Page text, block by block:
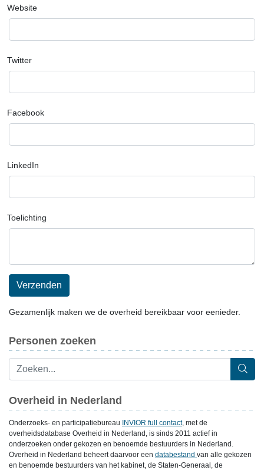
Website
Twitter
Facebook
LinkedIn
Toelichting
Verzenden
Gezamenlijk maken we de overheid bereikbaar voor eenieder.
Personen zoeken
Overheid in Nederland
Onderzoeks- en participatiebureau INVIOR full contact, met de
overheidsdatabase Overheid in Nederland, is sinds 2011 actief in
onderzoeken onder gekozen en benoemde bestuurders in Nederland.
Overheid in Nederland beheert daarvoor een databestand van alle gekozen
en benoemde bestuurders van het kabinet, de Staten-Generaal, de